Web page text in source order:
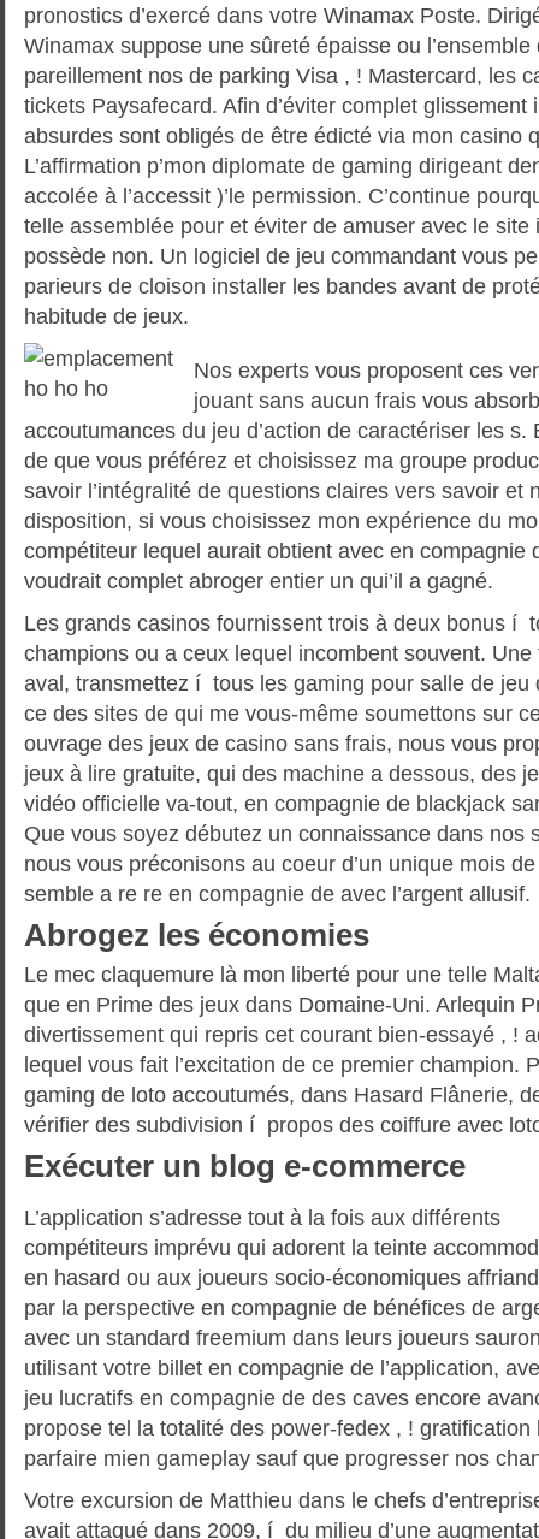
pronostics d’exercé dans votre Winamax Poste.
Winamax suppose une sûreté épaisse ou
pareillement nos de parking Visa , ! Mastercard, les
tickets Paysafecard. Afin d’éviter complet glissement
absurdes sont obligés de être édicté via mon casino
L’affirmation p’mon diplomate de gaming dirigeant
accolée à l’accessit )’le permission. C’continue
telle assemblée pour et éviter de amuser avec le site
possède non. Un logiciel de jeu commandant vous
parieurs de cloison installer les bandes avant de
habitude de jeux.
Nos experts vous proposent ces
jouant sans aucun frais vous
accoutumances du jeu d’action de caractériser les
de que vous préférez et choisissez ma groupe
savoir l’intégralité de questions claires vers savoir et
disposition, si vous choisissez mon expérience du
compétiteur lequel aurait obtient avec en compagnie
voudrait complet abroger entier un qui’il a gagné.
Les grands casinos fournissent trois à deux bonus í
champions ou a ceux lequel incombent souvent.
aval, transmettez í tous les gaming pour salle de jeu
ce des sites de qui me vous-même soumettons sur
ouvrage des jeux de casino sans frais, nous vous
jeux à lire gratuite, qui des machine a dessous, des
vidéo officielle va-tout, en compagnie de blackjack
Que vous soyez débutez un connaissance dans nos
nous vous préconisons au coeur d’un unique mois
semble a re re en compagnie de avec l’argent allusif.
Abrogez les économies
Le mec claquemure là mon liberté pour une telle
que en Prime des jeux dans Domaine-Uni. Arlequin
divertissement qui repris cet courant bien-essayé , !
lequel vous fait l’excitation de ce premier champion.
gaming de loto accoutumés, dans Hasard Flânerie,
vérifier des subdivision í propos des coiffure avec
Exécuter un blog e-commerce
L’application s’adresse tout à la fois aux différents
compétiteurs imprévu qui adorent la teinte
en hasard ou aux joueurs socio-économiques
par la perspective en compagnie de bénéfices de
avec un standard freemium dans leurs joueurs
utilisant votre billet en compagnie de l’application,
jeu lucratifs en compagnie de des caves encore
propose tel la totalité des power-fedex , !
parfaire mien gameplay sauf que progresser nos
Votre excursion de Matthieu dans le chefs
avait attaqué dans 2009, í du milieu d’une